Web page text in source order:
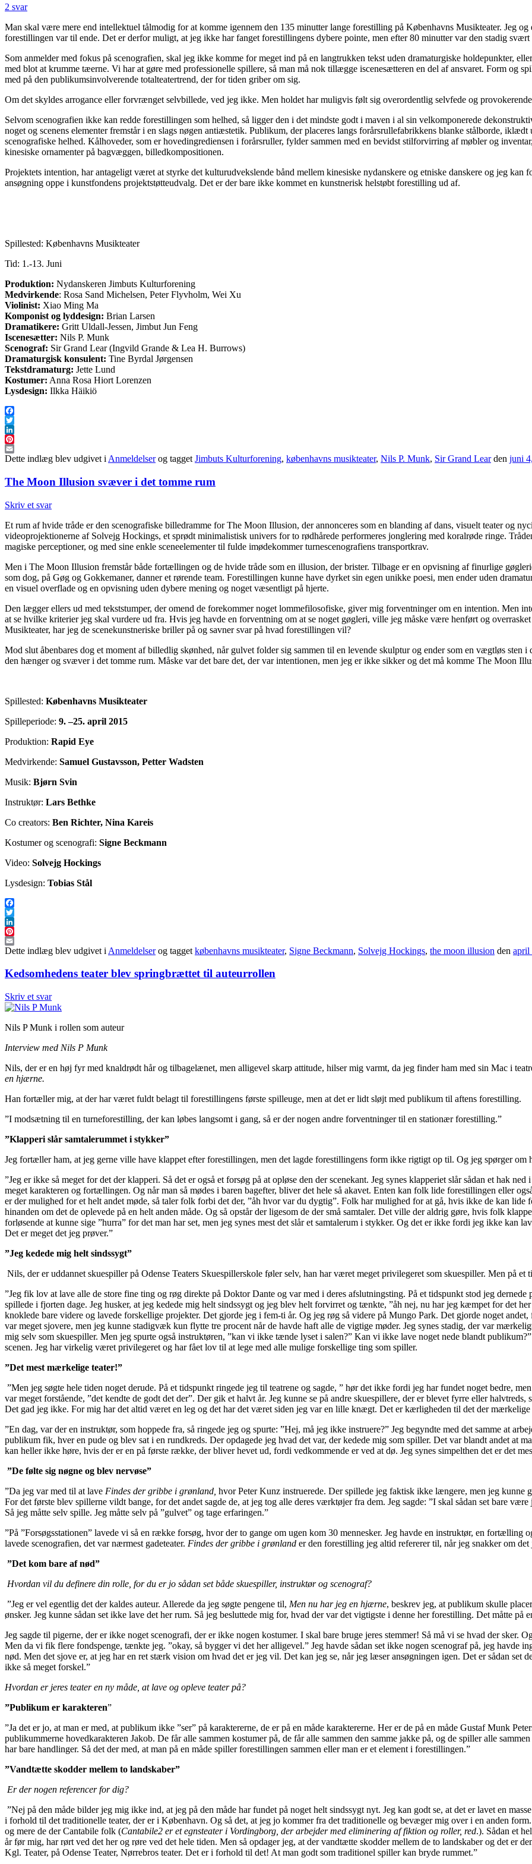
2 svar
Man skal være mere end intellektuel tålmodig for at komme igennem den 135 minutter lange forestilling på Københavns Musikteater. Jeg
forestillingen var til ende. Det er derfor muligt, at jeg ikke har fanget forestillingens dybere pointe, men efter 80 minutter var den stadig svært
Som anmelder med fokus på scenografien, skal jeg ikke komme for meget ind på en langtrukken tekst uden dramaturgiske holdepunkter,
med blot at krumme tæerne. Vi har at gøre med professionelle spillere, så man må nok tillægge iscenesætteren en del af ansvaret. Form og
med på den publikumsinvolverende totalteatertrend, der for tiden griber om sig.
Om det skyldes arrogance eller forvrænget selvbillede, ved jeg ikke. Men holdet har muligvis følt sig overordentlig selvfede og
Selvom scenografien ikke kan redde forestillingen som helhed, så ligger den i det mindste godt i maven i al sin velkomponerede
noget og scenens elementer fremstår i en slags nøgen antiæstetik. Publikum, der placeres langs forårsrullefabrikkens blanke stålborde,
scenografiske helhed. Kålhoveder, som er hovedingrediensen i forårsruller, fylder sammen med en bevidst stilforvirring af møbler og
kinesiske ornamenter på bagvæggen, billedkompositionen.
Projektets intention, har antageligt været at styrke det kulturudvekslende bånd mellem kinesiske nydanskere og etniske danskere og jeg
ansøgning oppe i kunstfondens projektstøtteudvalg. Det er der bare ikke kommet en kunstnerisk helstøbt forestilling ud af.
Spillested: Københavns Musikteater
Tid: 1.-13. Juni
Produktion: Nydanskeren Jimbuts Kulturforening
Medvirkende: Rosa Sand Michelsen, Peter Flyvholm, Wei Xu
Violinist: Xiao Ming Ma
Komponist og lyddesign: Brian Larsen
Dramatikere: Gritt Uldall-Jessen, Jimbut Jun Feng
Iscenesætter: Nils P. Munk
Scenograf: Sir Grand Lear (Ingvild Grande & Lea H. Burrows)
Dramaturgisk konsulent: Tine Byrdal Jørgensen
Tekstdramaturg: Jette Lund
Kostumer: Anna Rosa Hiort Lorenzen
Lysdesign: Ilkka Häikiö
Facebook
Twitter
LinkedIn
Pinterest
Email
Dette indlæg blev udgivet i Anmeldelserog tagget Jimbuts Kulturforening, københavns musikteater, Nils P. Munk, Sir Grand Learden juni
The Moon Illusion svæver i det tomme rum
Skriv et svar
Et rum af hvide tråde er den scenografiske billedramme for The Moon Illusion, der annonceres som en blanding af dans, visuelt teater og
videoprojektionerne af Solvejg Hockings, et sprødt minimalistisk univers for to rødhårede performeres jonglering med koralrøde ringe.
magiske perceptioner, og med sine enkle sceneelementer til fulde imødekommer turnescenografiens transportkrav.
Men i The Moon Illusion fremstår både fortællingen og de hvide tråde som en illusion, der brister. Tilbage er en opvisning af finurlige
som dog, på Gøg og Gokkemaner, danner et rørende team. Forestillingen kunne have dyrket sin egen unikke poesi, men ender uden
en visuel overflade og en opvisning uden dybere mening og noget væsentligt på hjerte.
Den lægger ellers ud med tekststumper, der omend de forekommer noget lommefilosofiske, giver mig forventninger om en intention. Men
at se hvilke kriterier jeg skal vurdere ud fra. Hvis jeg havde en forventning om at se noget gøgleri, ville jeg måske være henført og
Musikteater, har jeg de scenekunstneriske briller på og savner svar på hvad forestillingen vil?
Mod slut åbenbares dog et moment af billedlig skønhed, når gulvet folder sig sammen til en levende skulptur og ender som en vægtløs sten
den hænger og svæver i det tomme rum. Måske var det bare det, der var intentionen, men jeg er ikke sikker og det må komme The Moon
Spillested: Københavns Musikteater
Spilleperiode: 9. –25. april 2015
Produktion: Rapid Eye
Medvirkende: Samuel Gustavsson, Petter Wadsten
Musik: Bjørn Svin
Instruktør: Lars Bethke
Co creators: Ben Richter, Nina Kareis
Kostumer og scenografi: Signe Beckmann
Video: Solvejg Hockings
Lysdesign: Tobias Stål
Facebook
Twitter
LinkedIn
Pinterest
Email
Dette indlæg blev udgivet i Anmeldelserog tagget københavns musikteater, Signe Beckmann, Solvejg Hockings, the moon illusion den april
Kedsomhedens teater blev springbrættet til auteurrollen
Skriv et svar
Nils P Munk i rollen som auteur
Interview med Nils P Munk
Nils, der er en høj fyr med knaldrødt hår og tilbagelænet, men alligevel skarp attitude, hilser mig varmt, da jeg finder ham med sin Mac i
en hjærne.
Han fortæller mig, at der har været fuldt belagt til forestillingens første spilleuge, men at det er lidt sløjt med publikum til aftens forestilling.
”I modsætning til en turneforestilling, der kan løbes langsomt i gang, så er der nogen andre forventninger til en stationær forestilling.”
”Klapperi slår samtalerummet i stykker”
Jeg fortæller ham, at jeg gerne ville have klappet efter forestillingen, men det lagde forestillingens form ikke rigtigt op til. Og jeg spørger om
”Jeg er ikke så meget for det der klapperi. Så det er også et forsøg på at opløse den der scenekant. Jeg synes klapperiet slår sådan et hak
meget karakteren og fortællingen. Og når man så mødes i baren bagefter, bliver det hele så akavet. Enten kan folk lide forestillingen eller
er der mulighed for et helt andet møde, så taler folk forbi det der, ”åh hvor var du dygtig”. Folk har mulighed for at gå, hvis ikke de kan
hinanden om det de oplevede på en helt anden måde. Og så opstår der ligesom de der små samtaler. Det ville der aldrig gøre, hvis folk
forløsende at kunne sige ”hurra” for det man har set, men jeg synes mest det slår et samtalerum i stykker. Og det er ikke fordi jeg ikke kan
Det er meget det jeg prøver.”
”Jeg kedede mig helt sindssygt”
Nils, der er uddannet skuespiller på Odense Teaters Skuespillerskole føler selv, han har været meget privilegeret som skuespiller. Men på et
”Jeg fik lov at lave alle de store fine ting og røg direkte på Doktor Dante og var med i deres afslutningsting. På et tidspunkt stod jeg
spillede i fjorten dage. Jeg husker, at jeg kedede mig helt sindssygt og jeg blev helt forvirret og tænkte, ”åh nej, nu har jeg kæmpet for det
knoklede bare videre og lavede forskellige projekter. Det gjorde jeg i fem-ti år. Og jeg røg så videre på Mungo Park. Det gjorde noget
var meget sjovere, men jeg kunne stadigvæk kun flytte tre procent når de havde haft alle de vigtige møder. Jeg synes stadig, der var
mig selv som skuespiller. Men jeg spurte også instruktøren, ”kan vi ikke tænde lyset i salen?” Kan vi ikke lave noget nede blandt
scenen. Jeg har virkelig været privilegeret og har fået lov til at lege med alle mulige forskellige ting som spiller.
”Det mest mærkelige teater!”
”Men jeg søgte hele tiden noget derude. På et tidspunkt ringede jeg til teatrene og sagde, ” hør det ikke fordi jeg har fundet noget bedre,
var meget forstående, ”det kendte de godt det der”. Der gik et halvt år. Jeg kunne se på andre skuespillere, der er blevet fyrre eller
Det gad jeg ikke. For mig har det altid været en leg og det har det været siden jeg var en lille knægt. Det er kærligheden til det der mærkelige
”En dag, var der en instruktør, som hoppede fra, så ringede jeg og spurte: ”Hej, må jeg ikke instruere?” Jeg begyndte med det samme at
publikum fik, hver en pude og blev sat i en rundkreds. Der opdagede jeg hvad det var, der kedede mig som spiller. Det var blandt andet at
kan heller ikke høre, hvis der er en på første række, der bliver hevet ud, fordi vedkommende er ved at dø. Jeg synes simpelthen det er det
”De følte sig nøgne og blev nervøse”
”Da jeg var med til at lave Findes der gribbe i grønland, hvor Peter Kunz instruerede. Der spillede jeg faktisk ikke længere, men jeg kunne
For det første blev spillerne vildt bange, for det andet sagde de, at jeg tog alle deres værktøjer fra dem. Jeg sagde: ”I skal sådan set bare
Så jeg måtte selv spille. Jeg måtte selv på ”gulvet” og tage erfaringen.”
”På ”Forsøgsstationen” lavede vi så en række forsøg, hvor der to gange om ugen kom 30 mennesker. Jeg havde en instruktør, en
lavede scenografien, det var nærmest gadeteater. Findes der gribbe i grønland er den forestilling jeg altid refererer til, når jeg snakker om
”Det kom bare af nød”
Hvordan vil du definere din rolle, for du er jo sådan set både skuespiller, instruktør og scenograf?
”Jeg er vel egentlig det der kaldes auteur. Allerede da jeg søgte pengene til, Men nu har jeg en hjærne, beskrev jeg, at publikum skulle
ønsker. Jeg kunne sådan set ikke lave det her rum. Så jeg besluttede mig for, hvad der var det vigtigste i denne her forestilling. Det måtte på
Jeg sagde til pigerne, der er ikke noget scenografi, der er ikke nogen kostumer. I skal bare bruge jeres stemmer! Så må vi se hvad der sker.
Men da vi fik flere fondspenge, tænkte jeg. ”okay, så bygger vi det her alligevel.” Jeg havde sådan set ikke nogen scenograf på, jeg havde
nød. Men det sjove er, at jeg har en ret stærk vision om hvad det er jeg vil. Det kan jeg se, når jeg læser ansøgningen igen. Det er sådan set
ikke så meget forskel.”
Hvordan er jeres teater en ny måde, at lave og opleve teater på?
”Publikum er karakteren”
”Ja det er jo, at man er med, at publikum ikke ”ser” på karaktererne, de er på en måde karaktererne. Her er de på en måde Gustaf Munk
publikummerne hovedkarakteren Jakob. De får alle sammen kostumer på, de får alle sammen den samme jakke på, og de spiller alle
har bare handlinger. Så det der med, at man på en måde spiller forestillingen sammen eller man er et element i forestillingen.”
”Vandtætte skodder mellem to landskaber”
Er der nogen referencer for dig?
”Nej på den måde bilder jeg mig ikke ind, at jeg på den måde har fundet på noget helt sindssygt nyt. Jeg kan godt se, at det er lavet en
i forhold til det traditionelle teater, der er i København. Og så det, at jeg jo kommer fra det traditionelle og bevæger mig over i en anden
og mere de der Cantabile folk (Cantabile2 er et egnsteater i Vordingborg, der arbejder med eliminering af fiktion og roller, red.). Sådan et
år før mig, har rørt ved det her og røre ved det hele tiden. Men så opdager jeg, at der vandtætte skodder mellem de to landskaber og det er
Kgl. Teater, på Odense Teater, Nørrebros teater. Det er i forhold til det! At man godt som traditionel spiller kan bryde rummet.”